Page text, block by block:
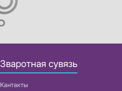
Зваротная сувязь
Кантакты